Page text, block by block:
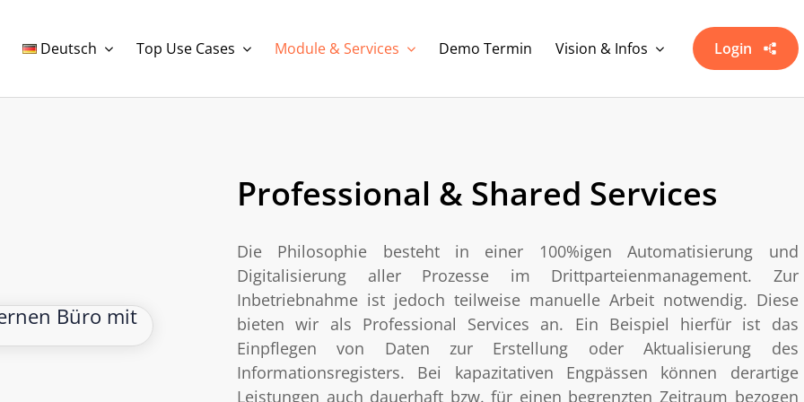
Deutsch Top Use Cases Module & Services Demo Termin Vision & Infos Login
Professional & Shared Services
Die Philosophie besteht in einer 100%igen Automatisierung und
Digitalisierung aller Prozesse im Drittparteienmanagement. Zur
Inbetriebnahme ist jedoch teilweise manuelle Arbeit notwendig. Diese
bieten wir als Professional Services an. Ein Beispiel hierfür ist das
Einpflegen von Daten zur Erstellung oder Aktualisierung des
Informationsregisters. Bei kapazitativen Engpässen können derartige
Leistungen auch dauerhaft bzw. für einen begrenzten Zeitraum bezogen